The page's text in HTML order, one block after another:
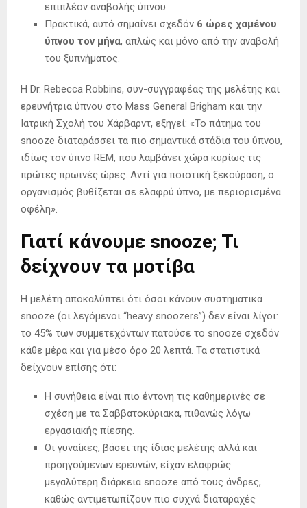
επιπλέον αναβολής ύπνου.
Πρακτικά, αυτό σημαίνει σχεδόν 6 ώρες χαμένου
ύπνου τον μήνα, απλώς και μόνο από την αναβολή
του ξυπνήματος.
Η Dr. Rebecca Robbins, συν-συγγραφέας της μελέτης και
ερευνήτρια ύπνου στο Mass General Brigham και την
Ιατρική Σχολή του Χάρβαρντ, εξηγεί: «Το πάτημα του
snooze διαταράσσει τα πιο σημαντικά στάδια του ύπνου,
ιδίως τον ύπνο REM, που λαμβάνει χώρα κυρίως τις
πρώτες πρωινές ώρες. Αντί για ποιοτική ξεκούραση, ο
οργανισμός βυθίζεται σε ελαφρύ ύπνο, με περιορισμένα
οφέλη».
Γιατί κάνουμε snooze; Τι
δείχνουν τα μοτίβα
Η μελέτη αποκαλύπτει ότι όσοι κάνουν συστηματικά
snooze (οι λεγόμενοι “heavy snoozers”) δεν είναι λίγοι:
το 45% των συμμετεχόντων πατούσε το snooze σχεδόν
κάθε μέρα και για μέσο όρο 20 λεπτά. Τα στατιστικά
δείχνουν επίσης ότι:
Η συνήθεια είναι πιο έντονη τις καθημερινές σε
σχέση με τα Σαββατοκύριακα, πιθανώς λόγω
εργασιακής πίεσης.
Οι γυναίκες, βάσει της ίδιας μελέτης αλλά και
προηγούμενων ερευνών, είχαν ελαφρώς
μεγαλύτερη διάρκεια snooze από τους άνδρες,
καθώς αντιμετωπίζουν πιο συχνά διαταραχές